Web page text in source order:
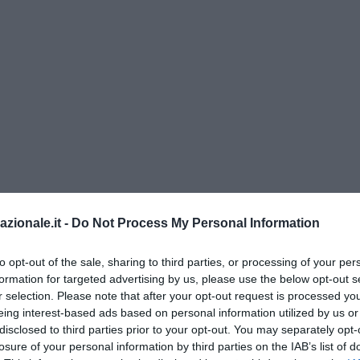
- Do Not Process My Personal Information
opt-out of the sale, sharing to third parties, or processing of your
for targeted advertising by us, please use the below opt-out
selection. Please note that after your opt-out request is processed
interest-based ads based on personal information utilized by us
to third parties prior to your opt-out. You may separately
of your personal information by third parties on the IAB’s list of
prestarsi a ospitare iniziative di chi mira a dare una visione
quello dell’accoglienza”. Tradotto: se sull’immigrazione non
diritto di parlare in un luogo pubblico. “La nostra città ha
, di azioni che stimolino ciò che la nostra comunità è
solidarietà, rispetto, integrazione, coesione, aspetti tutti che
valore universale”, scrivono le due esponenti locali del Pd.